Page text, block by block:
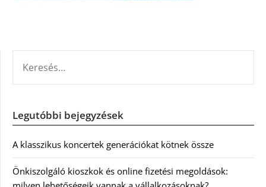
Legutóbbi bejegyzések
A klasszikus koncertek generációkat kötnek össze
Önkiszolgáló kioszkok és online fizetési megoldások: